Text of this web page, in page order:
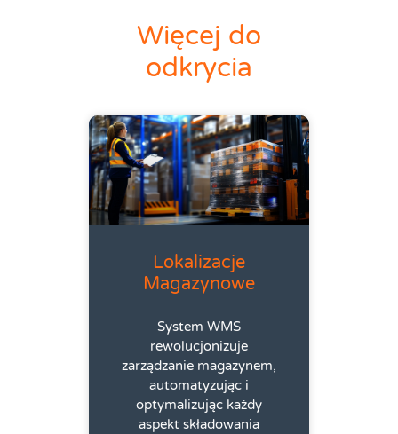
Więcej do
odkrycia
Lokalizacje
Magazynowe
System WMS
rewolucjonizuje
zarządzanie magazynem,
automatyzując i
optymalizując każdy
aspekt składowania